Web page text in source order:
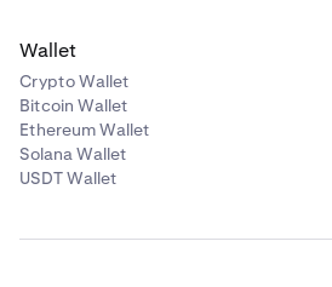
Wallet
Crypto Wallet
Bitcoin Wallet
Ethereum Wallet
Solana Wallet
USDT Wallet